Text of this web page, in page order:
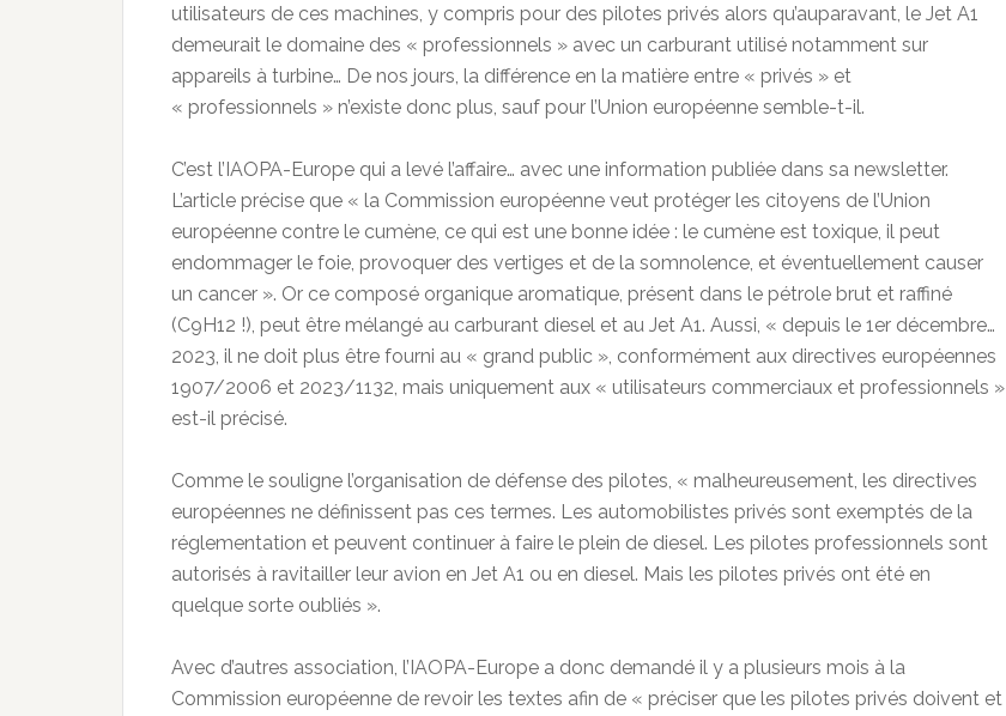
utilisateurs de ces machines, y compris pour des pilotes privés alors qu’auparavant, le Jet A1
demeurait le domaine des « professionnels » avec un carburant utilisé notamment sur
appareils à turbine… De nos jours, la différence en la matière entre « privés » et
« professionnels » n’existe donc plus, sauf pour l’Union européenne semble-t-il.
C’est l’IAOPA-Europe qui a levé l’affaire… avec une information publiée dans sa newsletter.
L’article précise que « la Commission européenne veut protéger les citoyens de l’Union
européenne contre le cumène, ce qui est une bonne idée : le cumène est toxique, il peut
endommager le foie, provoquer des vertiges et de la somnolence, et éventuellement causer
un cancer ». Or ce composé organique aromatique, présent dans le pétrole brut et raffiné
(C9H12 !), peut être mélangé au carburant diesel et au Jet A1. Aussi, « depuis le 1er décembre…
2023, il ne doit plus être fourni au « grand public », conformément aux directives européennes
1907/2006 et 2023/1132, mais uniquement aux « utilisateurs commerciaux et professionnels »
est-il précisé.
Comme le souligne l’organisation de défense des pilotes, « malheureusement, les directives
européennes ne définissent pas ces termes. Les automobilistes privés sont exemptés de la
réglementation et peuvent continuer à faire le plein de diesel. Les pilotes professionnels sont
autorisés à ravitailler leur avion en Jet A1 ou en diesel. Mais les pilotes privés ont été en
quelque sorte oubliés ».
Avec d’autres association, l’IAOPA-Europe a donc demandé il y a plusieurs mois à la
Commission européenne de revoir les textes afin de « préciser que les pilotes privés doivent et